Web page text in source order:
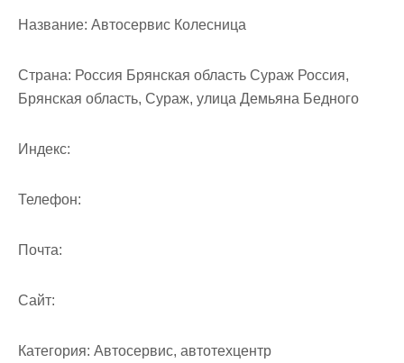
Название: Автосервис Колесница
Страна: Россия Брянская область Сураж Россия,
Брянская область, Сураж, улица Демьяна Бедного
Индекс:
Телефон:
Почта:
Cайт:
Категория: Автосервис, автотехцентр